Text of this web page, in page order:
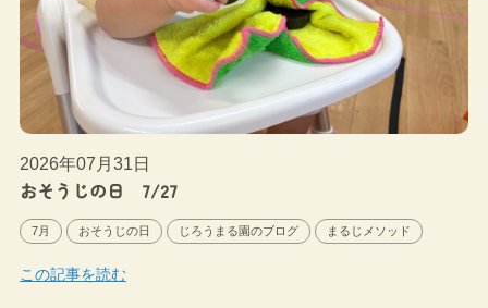
2026年07月31日
おそうじの日 7/27
7月 おそうじの日 じろうまる園のブログ まるじメソッド
この記事を読む